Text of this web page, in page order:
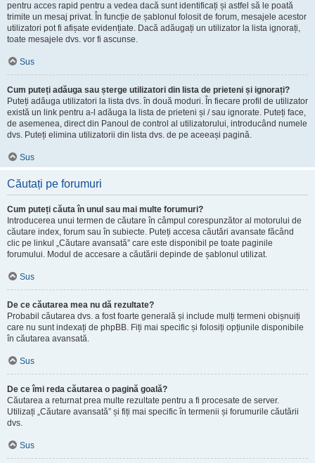
pentru acces rapid pentru a vedea dacă sunt identificați și astfel să le poată
trimite un mesaj privat. În funcție de șablonul folosit de forum, mesajele acestor
utilizatori pot fi afișate evidențiate. Dacă adăugați un utilizator la lista ignorați,
toate mesajele dvs. vor fi ascunse.
Sus
Cum puteți adăuga sau șterge utilizatori din lista de prieteni și ignorați?
Puteți adăuga utilizatori la lista dvs. în două moduri. În fiecare profil de utilizator
există un link pentru a-l adăuga la lista de prieteni și / sau ignorate. Puteți face,
de asemenea, direct din Panoul de control al utilizatorului, introducând numele
dvs. Puteți elimina utilizatorii din lista dvs. de pe aceeași pagină.
Sus
Căutați pe forumuri
Cum puteți căuta în unul sau mai multe forumuri?
Introducerea unui termen de căutare în câmpul corespunzător al motorului de
căutare index, forum sau în subiecte. Puteți accesa căutări avansate făcând
clic pe linkul „Căutare avansată” care este disponibil pe toate paginile
forumului. Modul de accesare a căutării depinde de șablonul utilizat.
Sus
De ce căutarea mea nu dă rezultate?
Probabil căutarea dvs. a fost foarte generală și include mulți termeni obișnuiți
care nu sunt indexați de phpBB. Fiți mai specific și folosiți opțiunile disponibile
în căutarea avansată.
Sus
De ce îmi reda căutarea o pagină goală?
Căutarea a returnat prea multe rezultate pentru a fi procesate de server.
Utilizați „Căutare avansată” și fiți mai specific în termenii și forumurile căutării
dvs.
Sus